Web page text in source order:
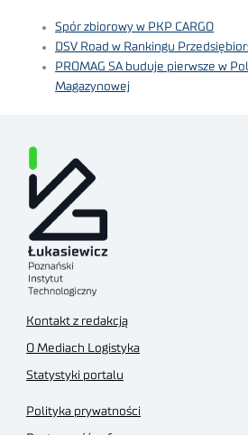
Spór zbiorowy w PKP CARGO
DSV Road w Rankingu
PROMAG SA buduje pierwsze w
Magazynowej
Kontakt z redakcją
O Mediach Logistyka
Statystyki portalu
Polityka prywatności